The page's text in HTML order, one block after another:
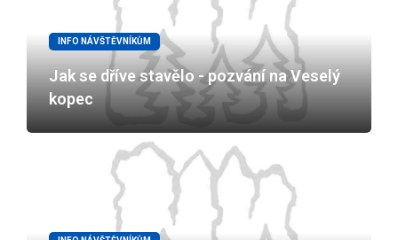
INFO NÁVŠTĚVNÍKŮM
Jak se dříve stavělo - pozvání na Veselý
kopec